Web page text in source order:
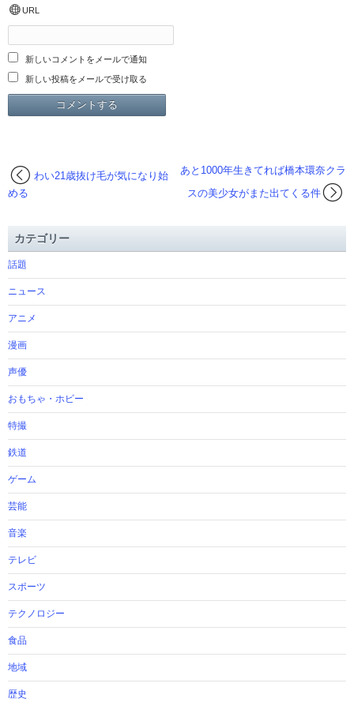
URL
新しいコメントをメールで通知
新しい投稿をメールで受け取る
あと1000年生きてれば橋本環奈クラ
スの美少女がまた出てくる件
わい21歳抜け毛が気になり始
める
カテゴリー
話題
ニュース
アニメ
漫画
声優
おもちゃ・ホビー
特撮
鉄道
ゲーム
芸能
音楽
テレビ
スポーツ
テクノロジー
食品
地域
歴史